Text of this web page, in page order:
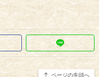
ページの先頭へ